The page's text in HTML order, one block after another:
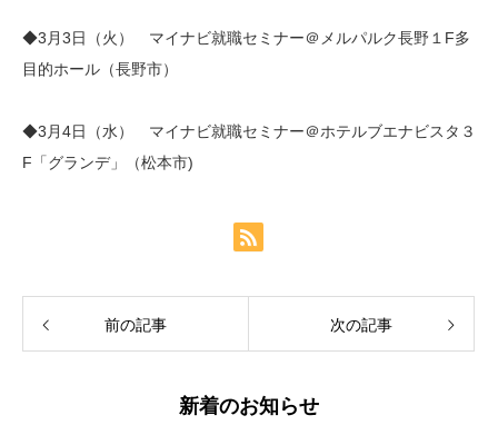
◆3月3日（火） マイナビ就職セミナー＠メルパルク長野１F多
目的ホール（長野市）
◆3月4日（水） マイナビ就職セミナー＠ホテルブエナビスタ３
F「グランデ」（松本市)
前の記事 次の記事
新着のお知らせ